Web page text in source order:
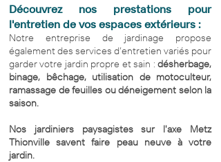
Découvrez nos prestations pour
l'entretien de vos espaces extérieurs :
Notre entreprise de jardinage propose
également des services d’entretien variés pour
garder votre jardin propre et sain : désherbage,
binage, bêchage, utilisation de motoculteur,
ramassage de feuilles ou déneigement selon la
saison.
Nos jardiniers paysagistes sur l'axe Metz
Thionville savent faire peau neuve à votre
jardin.